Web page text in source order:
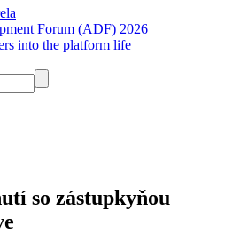
Forum (ADF) 2026
into the platform life
so zástupkyňou